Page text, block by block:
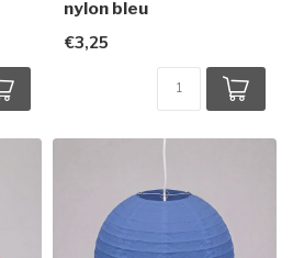
nylon bleu
€3,25